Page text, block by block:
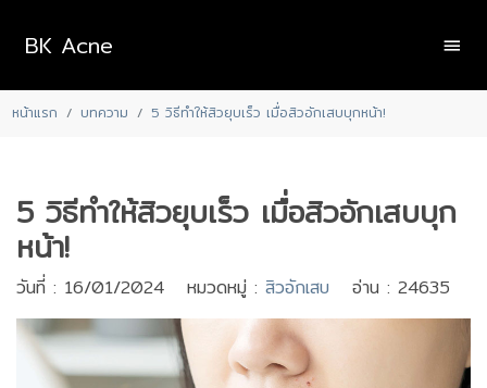
BK Acne
หน้าแรก บทความ 5 วิธีทำให้สิวยุบเร็ว เมื่อสิวอักเสบบุกหน้า!
5 วิธีทำให้สิวยุบเร็ว เมื่อสิวอักเสบบุก
หน้า!
วันที่ : 16/01/2024 หมวดหมู่ : สิวอักเสบ อ่าน : 24635